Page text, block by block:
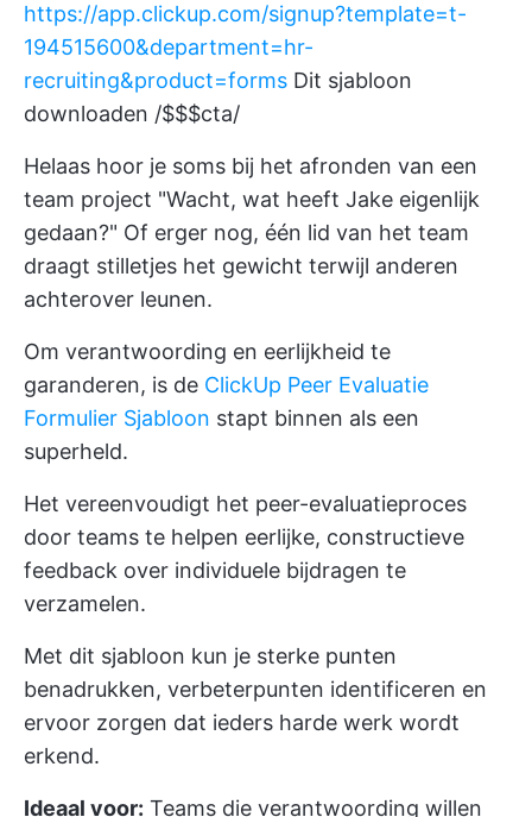
https://app.clickup.com/signup?template=t-
194515600&department=hr-
recruiting&product=forms Dit sjabloon
downloaden /$$$cta/
Helaas hoor je soms bij het afronden van een
team project "Wacht, wat heeft Jake eigenlijk
gedaan?" Of erger nog, één lid van het team
draagt stilletjes het gewicht terwijl anderen
achterover leunen.
Om verantwoording en eerlijkheid te
garanderen, is de ClickUp Peer Evaluatie
Formulier Sjabloon stapt binnen als een
superheld.
Het vereenvoudigt het peer-evaluatieproces
door teams te helpen eerlijke, constructieve
feedback over individuele bijdragen te
verzamelen.
Met dit sjabloon kun je sterke punten
benadrukken, verbeterpunten identificeren en
ervoor zorgen dat ieders harde werk wordt
erkend.
Ideaal voor: Teams die verantwoording willen